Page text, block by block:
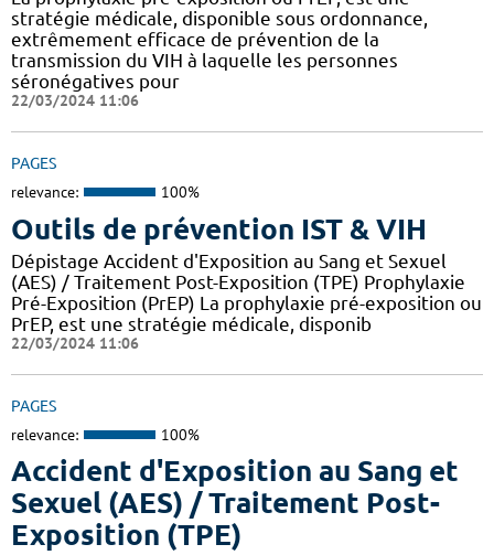
stratégie médicale, disponible sous ordonnance,
extrêmement efficace de prévention de la
transmission du VIH à laquelle les personnes
séronégatives pour
22/03/2024 11:06
PAGES
relevance: 100%
Outils de prévention IST & VIH
Dépistage Accident d'Exposition au Sang et Sexuel
(AES) / Traitement Post-Exposition (TPE) Prophylaxie
Pré-Exposition (PrEP) La prophylaxie pré-exposition ou
PrEP, est une stratégie médicale, disponib
22/03/2024 11:06
PAGES
relevance: 100%
Accident d'Exposition au Sang et
Sexuel (AES) / Traitement Post-
Exposition (TPE)